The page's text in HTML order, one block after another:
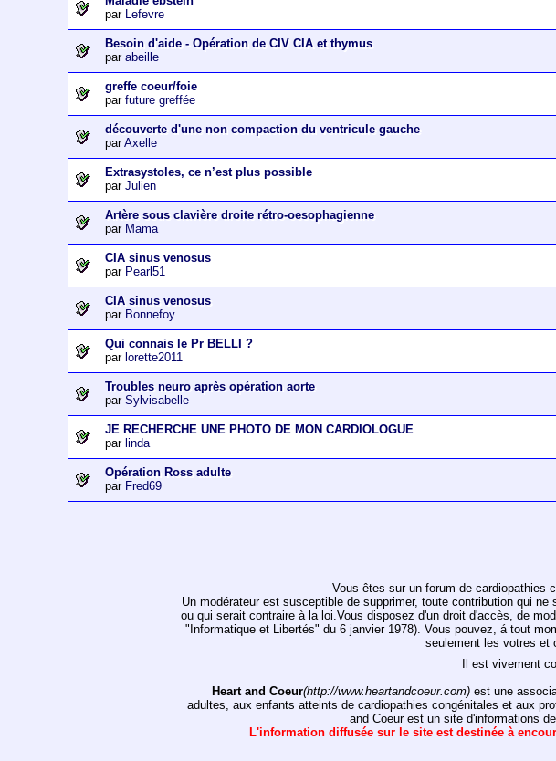
par Lefevre
Besoin d'aide - Opération de CIV CIA et thymus
parabeille
greffe coeur/foie
parfuture greffée
découverte d'une non compaction du ventricule gauche
parAxelle
Extrasystoles, ce n’est plus possible
parJulien
Artère sous clavière droite rétro-oesophagienne
par Mama
CIA sinus venosus
par Pearl51
CIA sinus venosus
par Bonnefoy
Qui connais le Pr BELLI ?
par lorette2011
Troubles neuro après opération aorte
parSylvisabelle
JE RECHERCHE UNE PHOTO DE MON CARDIOLOGUE
par linda
Opération Ross adulte
par Fred69
Vous êtes sur un forum de cardiopathies
Un modérateur est susceptible de supprimer, toute contribution qui
ou qui serait contraire à la loi.Vous disposez d'un droit d'accès, de
"Informatique et Libertés" du 6 janvier 1978). Vous pouvez, á tout
seulement les votres et
Il est vivement
Heart and Coeur(http://www.heartandcoeur.com) est une
adultes, aux enfants atteints de cardiopathies congénitales et aux
and Coeur est un site d'informations
L'information diffusée sur le site est destinée à